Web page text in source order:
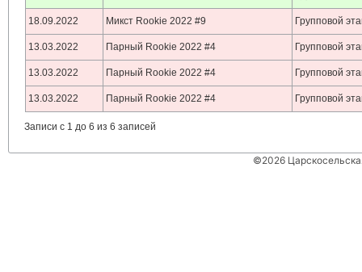
18.09.2022 Микст Rookie 2022 #9 Групповой
13.03.2022 Парный Rookie 2022 #4 Групповой
13.03.2022 Парный Rookie 2022 #4 Групповой
13.03.2022 Парный Rookie 2022 #4 Групповой
Записи с 1 до 6 из 6 записей
©2026